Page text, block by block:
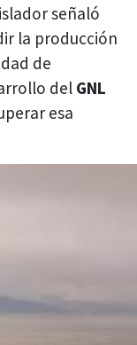
señaló
la producción
de
del GNL
esa